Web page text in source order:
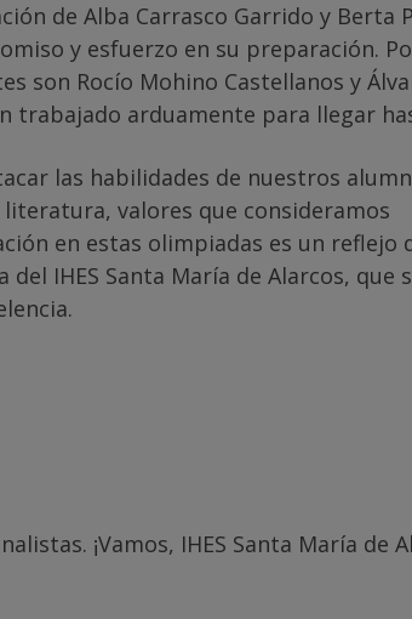
de Alba Carrasco Garrido y Berta
y esfuerzo en su preparación.
son Rocío Mohino Castellanos y
trabajado arduamente para llegar
las habilidades de nuestros
valores que consideramos
en estas olimpiadas es un reflejo
IHES Santa María de Alarcos, que
¡Vamos, IHES Santa María de